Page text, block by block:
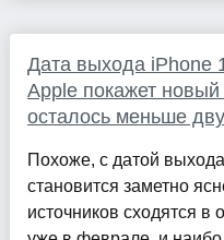
Дата выхода iPhone
Apple покажет
осталось меньше
Похоже, с датой
становится заметно
источников сходятся в